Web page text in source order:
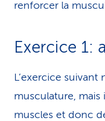
renforcer la
Exercice 1:
L’exercice suivant
musculature,
muscles et donc